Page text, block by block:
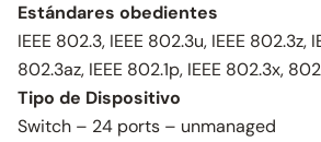
Estándares obedientes
IEEE 802.3, IEEE 802.3u, IEEE 802.3z,
802.3az, IEEE 802.1p, IEEE 802.3x,
Tipo de Dispositivo
Switch – 24 ports – unmanaged